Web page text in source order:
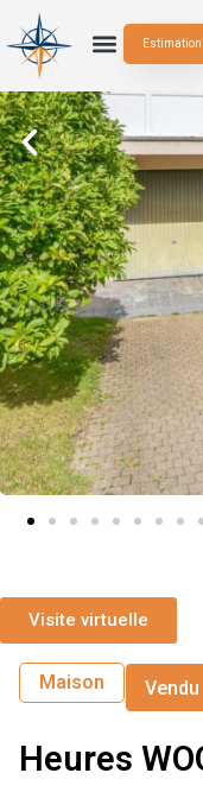
Estimation
Visite virtuelle
Maison Vendu
Heures